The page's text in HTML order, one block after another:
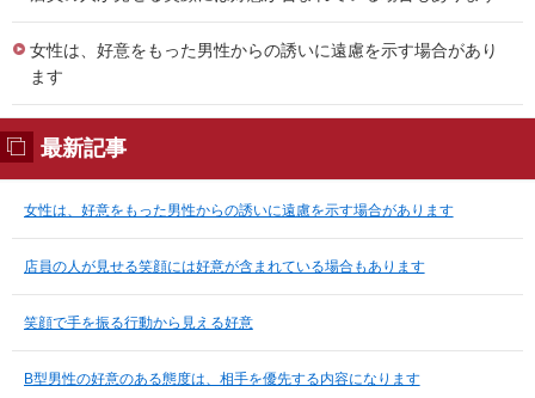
女性は、好意をもった男性からの誘いに遠慮を示す場合があり
ます
最新記事
女性は、好意をもった男性からの誘いに遠慮を示す場合があります
店員の人が見せる笑顔には好意が含まれている場合もあります
笑顔で手を振る行動から見える好意
B型男性の好意のある態度は、相手を優先する内容になります